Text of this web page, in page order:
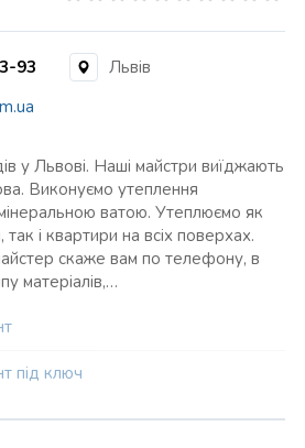
93
Львів
у Львові. Наші майстри виїджають
Виконуємо утеплення
ватою. Утеплюємо як
так і квартири на всіх поверхах.
скаже вам по телефону, в
матеріалів,…
під ключ